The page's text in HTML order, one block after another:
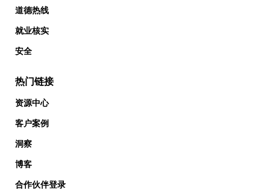
道德热线
就业核实
安全
热门链接
资源中心
客户案例
洞察
博客
合作伙伴登录